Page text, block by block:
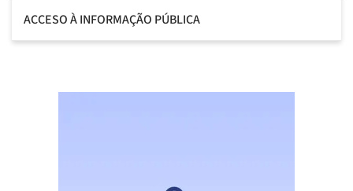
ACCESO À INFORMAÇÃO PÚBLICA